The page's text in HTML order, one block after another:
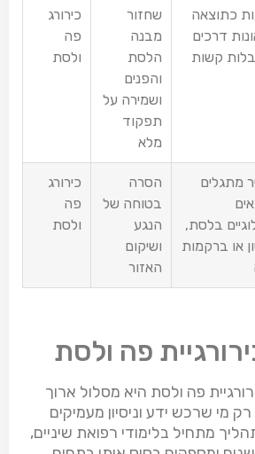
כתוצאה
דרכים
קשות
שחזור
מבנה
הלסת
והפנים
ושמירה על
תפקוד
מלא
כירורג
פה
ולסת
מתגלים
בלסת,
או ברקמות
הסרה
בטוחה של
הנגע
ושיקום
האזור
כירורג
פה
ולסת
פה ולסת
פה ולסת היא מסלול ארוך
מי שרכש ידע וניסיון מעמיקים
מתחיל בלימודי רפואת שיניים,